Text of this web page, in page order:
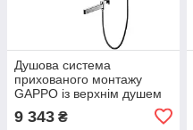
Душова система
прихованого монтажу
GAPPO із верхнім душем
нержавіюча сталь сатин
G7199-30
9 343 ₴